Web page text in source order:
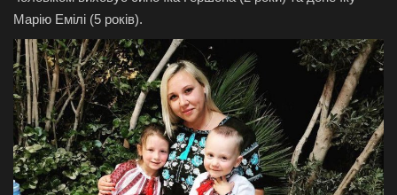
Марію Емілі (5 років).